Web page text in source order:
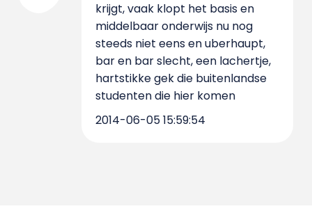
krijgt, vaak klopt het basis en
middelbaar onderwijs nu nog
steeds niet eens en uberhaupt,
bar en bar slecht, een lachertje,
hartstikke gek die buitenlandse
studenten die hier komen
2014-06-05 15:59:54